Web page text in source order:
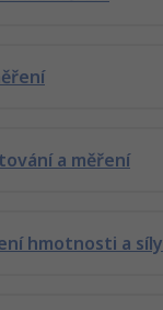
a měření
hmotnosti a síly